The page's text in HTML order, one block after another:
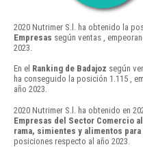
2020 Nutrimer S.l. ha obtenido la
Empresas según ventas ,
2023.
En el Ranking de Badajoz según
ha conseguido la posición 1.115 ,
año 2023.
2020 Nutrimer S.l. ha obtenido en
Empresas del Sector Comercio
rama, simientes y alimentos para
posiciones respecto al año 2023.